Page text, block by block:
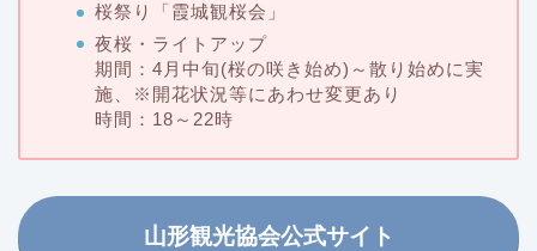
桜祭り「霞城観桜会」
夜桜・ライトアップ
期間：4月中旬(桜の咲き始め)～散り始めに実
施、※開花状況等にあわせ変更あり
時間：18～22時
山形観光協会公式サイト